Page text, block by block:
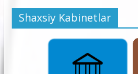
Shaxsiy Kabinetlar